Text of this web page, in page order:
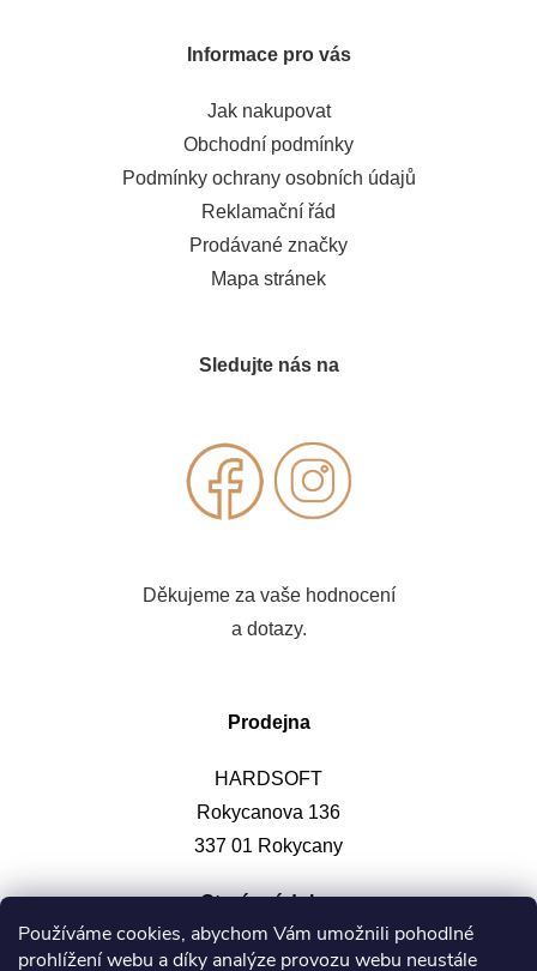
Používáme cookies, abychom Vám umožnili pohodlné
prohlížení webu a díky analýze provozu webu neustále
Informace pro vás
Jak nakupovat
Obchodní podmínky
Podmínky ochrany osobních údajů
Reklamační řád
Prodávané značky
Mapa stránek
Sledujte nás na
Děkujeme za vaše hodnocení
a dotazy.
Prodejna
HARDSOFT
Rokycanova 136
337 01 Rokycany
Otevírací doba: